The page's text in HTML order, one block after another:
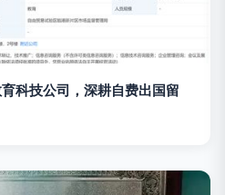
科技公司，深耕自费出国留